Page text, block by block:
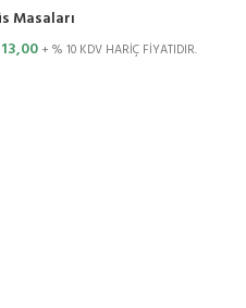
Masaları
+ % 10 KDV HARİÇ FİYATIDIR.